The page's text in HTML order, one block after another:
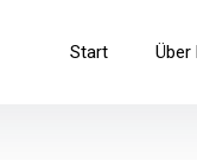
Start Über